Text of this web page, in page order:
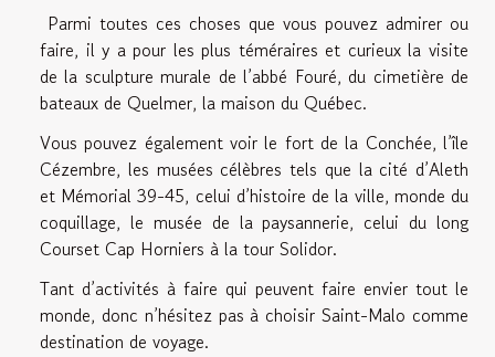
Parmi toutes ces choses que vous pouvez admirer ou
faire, il y a pour les plus téméraires et curieux la visite
de la sculpture murale de l’abbé Fouré, du cimetière de
bateaux de Quelmer, la maison du Québec.
Vous pouvez également voir le fort de la Conchée, l’île
Cézembre, les musées célèbres tels que la cité d’Aleth
et Mémorial 39-45, celui d’histoire de la ville, monde du
coquillage, le musée de la paysannerie, celui du long
Courset Cap Horniers à la tour Solidor.
Tant d’activités à faire qui peuvent faire envier tout le
monde, donc n’hésitez pas à choisir Saint-Malo comme
destination de voyage.